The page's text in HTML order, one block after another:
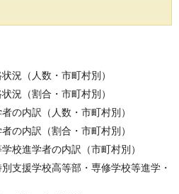
況（人数・市町村別）
況（割合・市町村別）
の内訳（人数・市町村別）
の内訳（割合・市町村別）
校進学者の内訳（市町村別）
支援学校高等部・専修学校等進学・